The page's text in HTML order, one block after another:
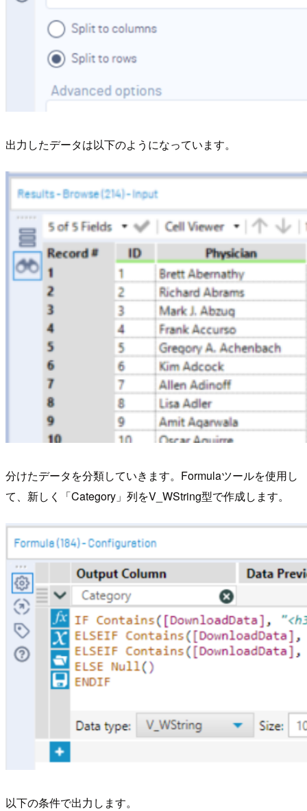
出力したデータは以下のようになっています。
分けたデータを分類していきます。Formulaツールを使用し
て、新しく「Category」列をV_WString型で作成します。
以下の条件で出力します。